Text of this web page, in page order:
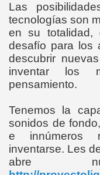
Las
tecnologías son
en su totalidad,
desafío para los
descubrir
inventar los
pensamiento.
Tenemos la
sonidos de
e innúmeros
inventarse. Les
abre